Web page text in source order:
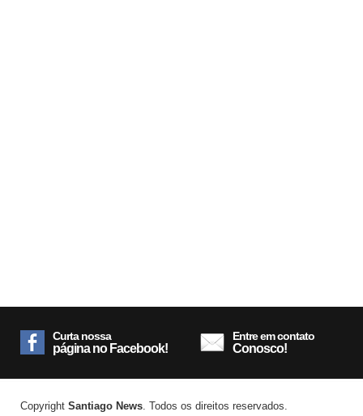
Curta nossa
página no Facebook!
Entre em contato
Conosco!
Copyright Santiago News . Todos os direitos reservados.